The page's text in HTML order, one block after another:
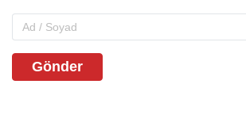
Gönder